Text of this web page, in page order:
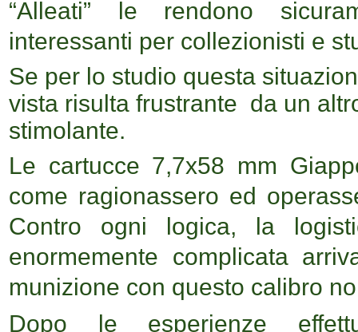
“Alleati” le rendono
interessanti per collezionisti e
Se per lo studio questa
vista risulta frustrante da un
stimolante.
Le cartucce 7,7x58 mm
come ragionassero ed
Contro ogni logica, la
enormemente complicata
munizione con questo calibro
Dopo le esperienze